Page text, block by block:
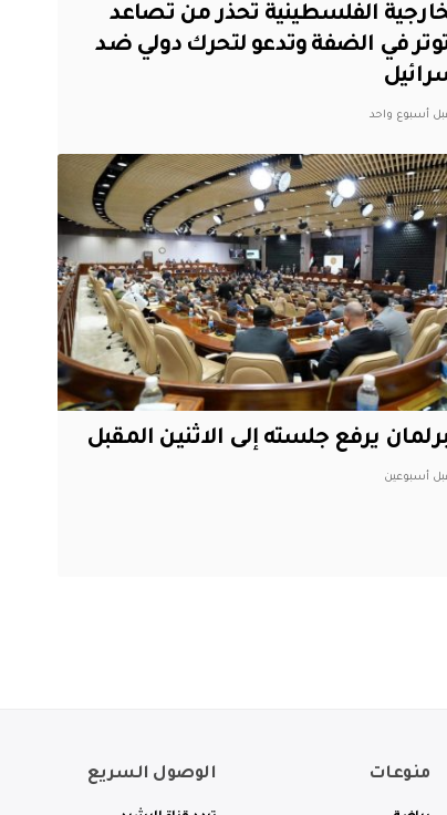
الفلسطينية تحذر من تصاعد
في الضفة وتدعو لتحرك دولي ضد
أسبوع واحد
يرفع جلسته إلى الاثنين المقبل
أسبوعين
منوعات الوصول السريع